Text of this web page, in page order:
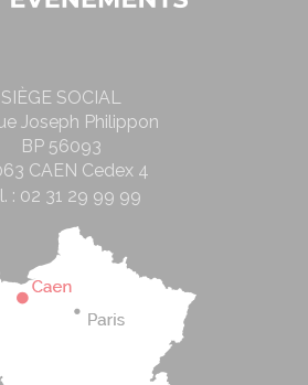
SIÈGE SOCIAL
Joseph Philippon
BP 56093
CAEN Cedex 4
: 02 31 29 99 99